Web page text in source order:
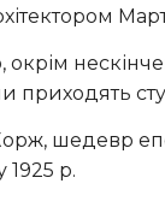
окрім
приходять
шедевр
1925 р.